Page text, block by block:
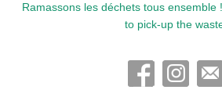
Ramassons les déchets tous ensemble
to pick-up the